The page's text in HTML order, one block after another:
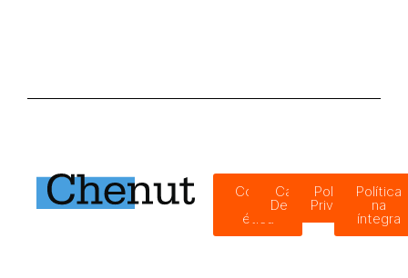
Código
ética
Canal de
Denúncias
Política de
Privacidade
Política
na
íntegra